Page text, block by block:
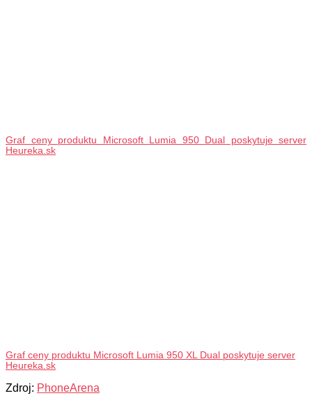
Graf ceny produktu Microsoft Lumia 950 Dual poskytuje server
Heureka.sk
Graf ceny produktu Microsoft Lumia 950 XL Dual poskytuje server
Heureka.sk
Zdroj: PhoneArena